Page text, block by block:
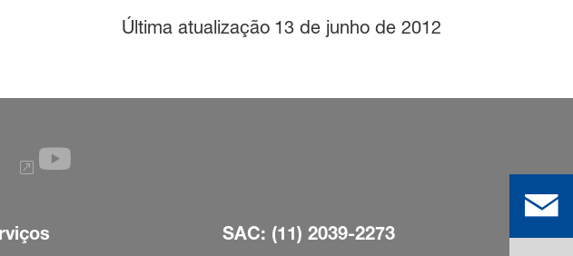
Última atualização 13 de junho de 2012
SAC: (11) 2039-2273